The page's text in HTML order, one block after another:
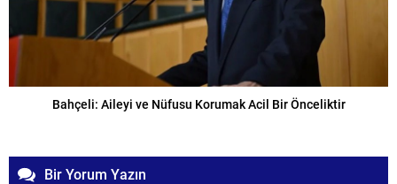
Bahçeli: Aileyi ve Nüfusu Korumak Acil Bir Önceliktir
Bir Yorum Yazın